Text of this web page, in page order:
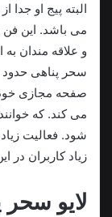
البته پیج او جدا
می باشد. این فن
و علاقه مندان
می کند. که
شود. فعالیت
زیاد کاربران در
لایو سحر